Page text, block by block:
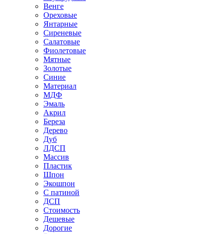
Венге
Ореховые
Янтарные
Сиреневые
Салатовые
Фиолетовые
Мятные
Золотые
Синие
Материал
МДФ
Эмаль
Акрил
Береза
Дерево
Дуб
ЛДСП
Массив
Пластик
Шпон
Экошпон
С патиной
ДСП
Стоимость
Дешевые
Дорогие